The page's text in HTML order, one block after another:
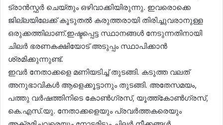
ട്രാന്‍സ്ഫര്‍ ചെയ്തും ഒഴിവാക്കിയിരുന്നു. ഇവരൊക്കെ
ജില്ലയിലേക്ക് കൂടുതല്‍ കരുത്തരായി തിരിച്ചുവരാനുള്ള
ഒരുക്കത്തിലാണ്.ഇഷ്ടപ്പെട്ട സ്ഥാനങ്ങള്‍ നേടുന്നതിനായി
ചിലര്‍ ഭരണകക്ഷിയോട് അടുപ്പം സ്ഥാപിക്കാന്‍
ശ്രമിക്കുന്നുണ്ട്.
ഇവര്‍ നേതാക്കളെ മണിയടിച്ച് തുടങ്ങി. കടുത്ത വലത്
അനുഭാവികള്‍ ആളെക്കൂട്ടാനും തുടങ്ങി. അതേസമയം,
പത്തു വര്‍ഷത്തിനിടെ കോണ്‍ഗ്രസ്, യൂത്ത്‌കോണ്‍ഗ്രസ്,
കെ.എസ്.യു. നേതാക്കളെയും പ്രവര്‍ത്തകരെയും